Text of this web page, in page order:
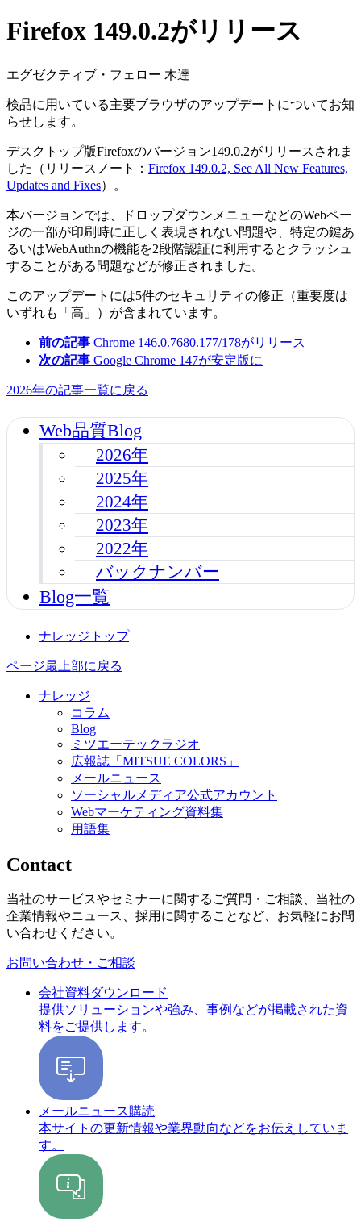
Firefox 149.0.2がリリース
エグゼクティブ・フェロー 木達
検品に用いている主要ブラウザのアップデートについてお知
らせします。
デスクトップ版Firefoxのバージョン149.0.2がリリースされま
した（リリースノート： Firefox 149.0.2, See All New Features,
Updates and Fixes）。
本バージョンでは、ドロップダウンメニューなどのWebペー
ジの一部が印刷時に正しく表現されない問題や、特定の鍵あ
るいはWebAuthnの機能を2段階認証に利用するとクラッシュ
することがある問題などが修正されました。
このアップデートには5件のセキュリティの修正（重要度は
いずれも「高」）が含まれています。
前の記事 Chrome 146.0.7680.177/178がリリース
次の記事 Google Chrome 147が安定版に
2026年の記事一覧に戻る
Web品質Blog
2026年
2025年
2024年
2023年
2022年
バックナンバー
Blog一覧
ナレッジトップ
ページ最上部に戻る
ナレッジ
コラム
Blog
ミツエーテックラジオ
広報誌「MITSUE COLORS」
メールニュース
ソーシャルメディア公式アカウント
Webマーケティング資料集
用語集
Contact
当社のサービスやセミナーに関するご質問・ご相談、当社の
企業情報やニュース、採用に関することなど、お気軽にお問
い合わせください。
お問い合わせ・ご相談
会社資料ダウンロード
提供ソリューションや強み、事例などが掲載された資
料をご提供します。
メールニュース購読
本サイトの更新情報や業界動向などをお伝えしていま
す。